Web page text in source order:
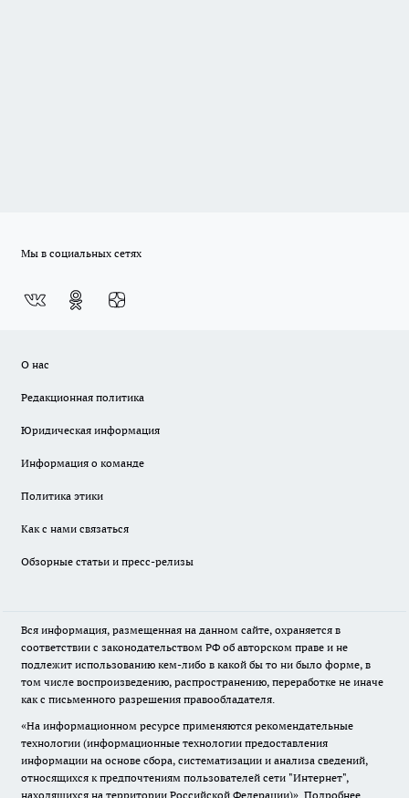
Мы в социальных сетях
О нас
Редакционная политика
Юридическая информация
Информация о команде
Политика этики
Как с нами связаться
Обзорные статьи и пресс-релизы
Вся информация, размещенная на данном сайте, охраняется в
соответствии с законодательством РФ об авторском праве и не
подлежит использованию кем-либо в какой бы то ни было форме, в
том числе воспроизведению, распространению, переработке не иначе
как с письменного разрешения правообладателя.
«На информационном ресурсе применяются рекомендательные
технологии (информационные технологии предоставления
информации на основе сбора, систематизации и анализа сведений,
относящихся к предпочтениям пользователей сети "Интернет",
находящихся на территории Российской Федерации)». Подробнее